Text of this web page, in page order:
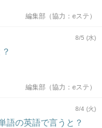
編集部（協力：eステ）
8/5 (水)
編集部（協力：eステ）
8/4 (火)
語の英語で言うと？